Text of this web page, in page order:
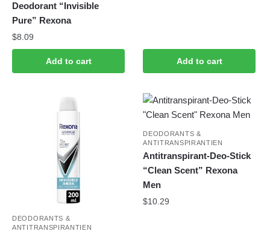
Deodorant “Invisible
Pure” Rexona
$8.09
Add to cart Add to cart
DEODORANTS &
ANTITRANSPIRANTIEN
DEODORANTS &
ANTITRANSPIRANTIEN
Antitranspirant-Deo-Stick
“Clean Scent” Rexona
Men
$10.29